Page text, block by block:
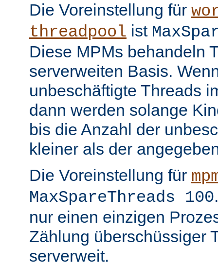
Die Voreinstellung für
threadpool ist
Diese MPMs behandeln
serverweiten Basis.
unbeschäftigte Threads
dann werden solange
bis die Anzahl der
kleiner als der
Die Voreinstellung für
MaxSpareThreads 100
nur einen einzigen
Zählung überschüssiger
serverweit.